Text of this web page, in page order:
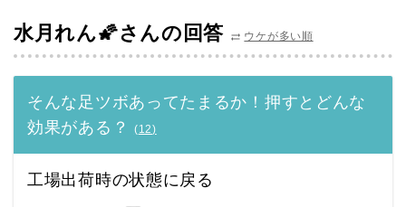
水月れん🌠さんの回答 sync_alt ウケが多い順
そんな足ツボあってたまるか！押すとどんな
効果がある？
(12)
工場出荷時の状態に戻る